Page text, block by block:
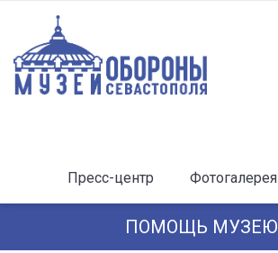
Пресс-центр Фотогалерея
ПОМОЩЬ МУЗЕЮ